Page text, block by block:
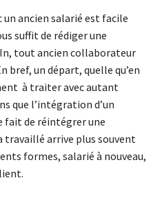
ancien salarié est facile
suffit de rédiger une
tout ancien collaborateur
bref, un départ, quelle qu’en
à traiter avec autant
que l’intégration d’un
fait de réintégrer une
travaillé arrive plus souvent
formes, salarié à nouveau,